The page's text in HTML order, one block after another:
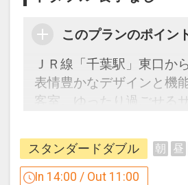
このプランのポイン
ＪＲ線「千葉駅」東口か
表情豊かなデザインと機
客室。ゆったり過ごせる
設定期間：2026年4月1日
スタンダードダブル 朝 昼
In 14:00 / Out 11:00